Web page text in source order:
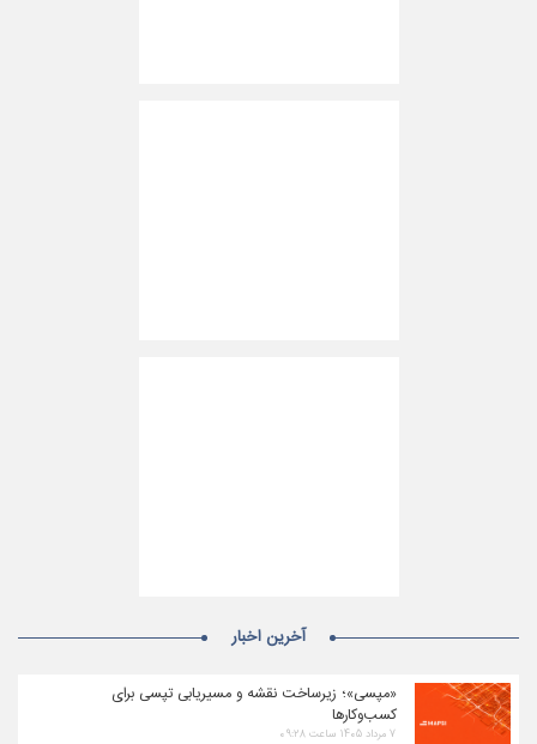
آخرین اخبار
«مپسی»؛ زیرساخت نقشه و مسیریابی تپسی برای
کسب‌وکارها
۷ مرداد ۱۴۰۵ ساعت ۰۹:۲۸